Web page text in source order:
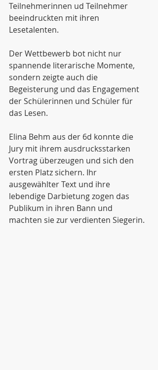
Teilnehmerinnen ud Teilnehmer
beeindruckten mit ihren
Lesetalenten.
Der Wettbewerb bot nicht nur
spannende literarische Momente,
sondern zeigte auch die
Begeisterung und das Engagement
der Schülerinnen und Schüler für
das Lesen.
Elina Behm aus der 6d konnte die
Jury mit ihrem ausdrucksstarken
Vortrag überzeugen und sich den
ersten Platz sichern. Ihr
ausgewählter Text und ihre
lebendige Darbietung zogen das
Publikum in ihren Bann und
machten sie zur verdienten Siegerin.